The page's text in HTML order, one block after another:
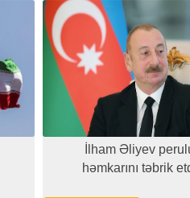
İlham Əliyev
həmkarını təbrik